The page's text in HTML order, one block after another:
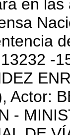
en
-
Actor:
-